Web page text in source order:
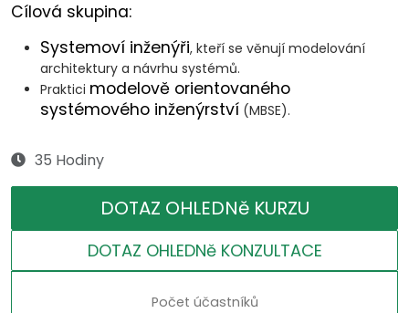
Cílová skupina:
Systemoví inženýři, kteří se věnují modelování
architektury a návrhu systémů.
Praktici modelově orientovaného
systémového inženýrství (MBSE).
35 Hodiny
DOTAZ OHLEDNě KURZU
DOTAZ OHLEDNě KONZULTACE
Počet účastníků